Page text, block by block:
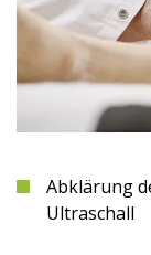
Abklärung
Ultraschall